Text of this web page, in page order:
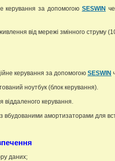
керування за допомогою SESWIN
від мережі змінного струму
керування за допомогою SESWIN
ноутбук (блок керування).
віддаленого керування.
вбудованими амортизаторами для
даних;